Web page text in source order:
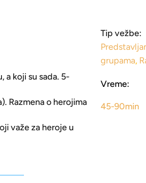
a koji su sada. 5-
Razmena o herojima
važe za heroje u
Tip vežbe:
grupama,
Vreme:
45-90min